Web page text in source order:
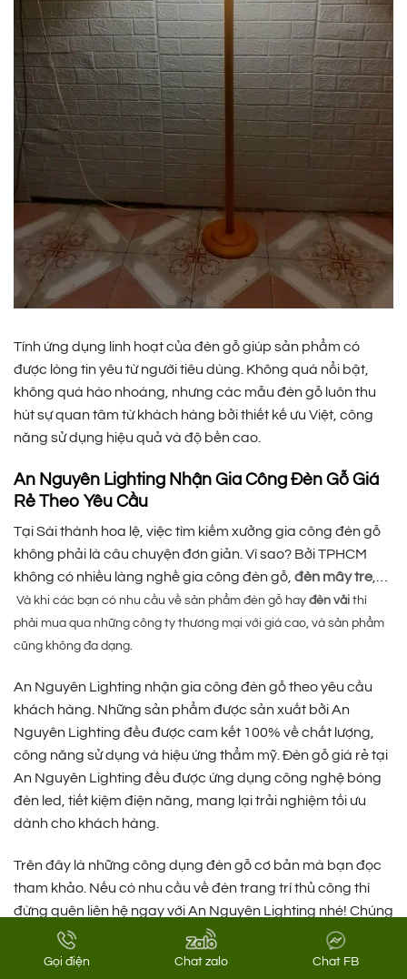
Gọi điện Chat zalo Chat FB
Tính ứng dụng linh hoạt của đèn gỗ giúp sản phẩm có
được lòng tin yêu từ người tiêu dùng. Không quá nổi bật,
không quá hào nhoáng, nhưng các mẫu đèn gỗ luôn thu
hút sự quan tâm từ khách hàng bởi thiết kế ưu Việt, công
năng sử dụng hiệu quả và độ bền cao.
An Nguyên Lighting Nhận Gia Công Đèn Gỗ Giá
Rẻ Theo Yêu Cầu
Tại Sài thành hoa lệ, việc tìm kiếm xưởng gia công đèn gỗ
không phải là câu chuyện đơn giản. Vì sao? Bởi TPHCM
không có nhiều làng nghề gia công đèn gỗ, đèn mây tre
Và khi các bạn có nhu cầu về sản phẩm đèn gỗ hay đèn vải thì
phải mua qua những công ty thương mại với giá cao, và sản phẩm
cũng không đa dạng.
An Nguyên Lighting nhận gia công đèn gỗ theo yêu cầu
khách hàng. Những sản phẩm được sản xuất bởi An
Nguyên Lighting đều được cam kết 100% về chất lượng,
công năng sử dụng và hiệu ứng thẩm mỹ. Đèn gỗ giá rẻ tại
An Nguyên Lighting đều được ứng dụng công nghệ bóng
đèn led, tiết kiệm điện năng, mang lại trải nghiệm tối ưu
dành cho khách hàng.
Trên đây là những công dụng đèn gỗ cơ bản mà bạn đọc
tham khảo. Nếu có nhu cầu về đèn trang trí thủ công thì
đừng quên liên hệ ngay với An Nguyên Lighting nhé! Chúng
tôi sẵn sàng hỗ trợ tư vấn khách hàng 24/7, mọi lúc mọi nơi,
bất cứ khi nào khách hàng cần.